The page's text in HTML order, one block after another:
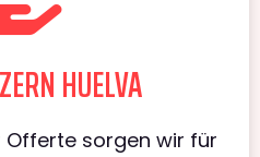
HUELVA
Offerte sorgen wir für